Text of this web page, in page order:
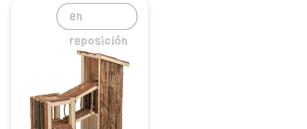
en
reposición